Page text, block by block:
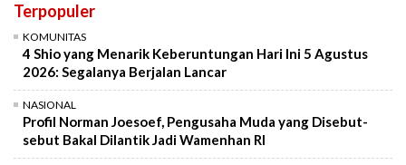
Terpopuler
KOMUNITAS
4 Shio yang Menarik Keberuntungan Hari Ini 5 Agustus
2026: Segalanya Berjalan Lancar
NASIONAL
Profil Norman Joesoef, Pengusaha Muda yang Disebut-
sebut Bakal Dilantik Jadi Wamenhan RI